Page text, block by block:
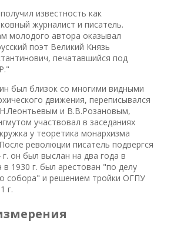
известность как
журналист и писатель.
молодого автора оказывал
поэт Великий Князь
печатавшийся под
был близок со многими видными
движения, переписывался
и В.В.Розановым,
участвовал в заседаниях
у теоретика монархизма
революции писатель подвергся
он был выслан на два года в
в 1930 г. был арестован "по делу
собора" и решением тройки ОГПУ
г.